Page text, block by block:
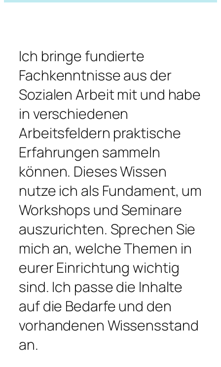
Ich bringe fundierte
Fachkenntnisse aus der
Sozialen Arbeit mit und habe
in verschiedenen
Arbeitsfeldern praktische
Erfahrungen sammeln
können. Dieses Wissen
nutze ich als Fundament, um
Workshops und Seminare
auszurichten. Sprechen Sie
mich an, welche Themen in
eurer Einrichtung wichtig
sind. Ich passe die Inhalte
auf die Bedarfe und den
vorhandenen Wissensstand
an.